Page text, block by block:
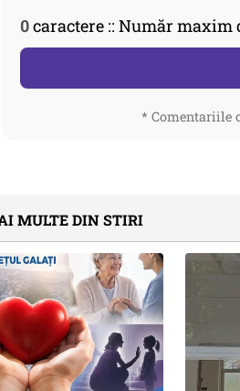
0caractere :: Număr maxim
* Comentariile
MULTE DIN STIRI